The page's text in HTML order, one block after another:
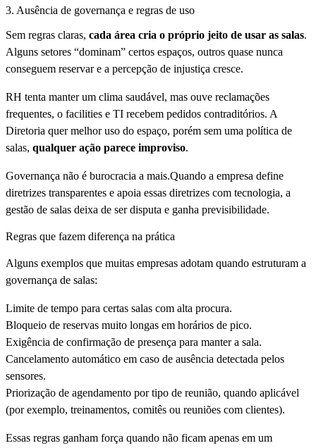
3. Ausência de governança e regras de uso
Sem regras claras, cada área cria o próprio jeito de usar as salas.
Alguns setores “dominam” certos espaços, outros quase nunca
conseguem reservar e a percepção de injustiça cresce.
RH tenta manter um clima saudável, mas ouve reclamações
frequentes, o facilities e TI recebem pedidos contraditórios. A
Diretoria quer melhor uso do espaço, porém sem uma política de
salas, qualquer ação parece improviso.
Governança não é burocracia a mais.Quando a empresa define
diretrizes transparentes e apoia essas diretrizes com tecnologia, a
gestão de salas deixa de ser disputa e ganha previsibilidade.
Regras que fazem diferença na prática
Alguns exemplos que muitas empresas adotam quando estruturam a
governança de salas:
Limite de tempo para certas salas com alta procura.
Bloqueio de reservas muito longas em horários de pico.
Exigência de confirmação de presença para manter a sala.
Cancelamento automático em caso de ausência detectada pelos
sensores.
Priorização de agendamento por tipo de reunião, quando aplicável
(por exemplo, treinamentos, comitês ou reuniões com clientes).
Essas regras ganham força quando não ficam apenas em um